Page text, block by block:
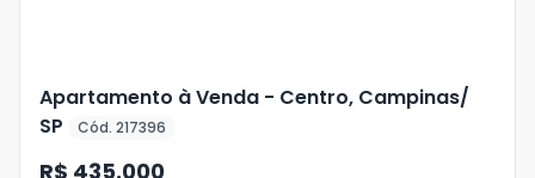
Apartamento à Venda - Centro, Campinas/
SP
Cód. 217396
R$ 435.000